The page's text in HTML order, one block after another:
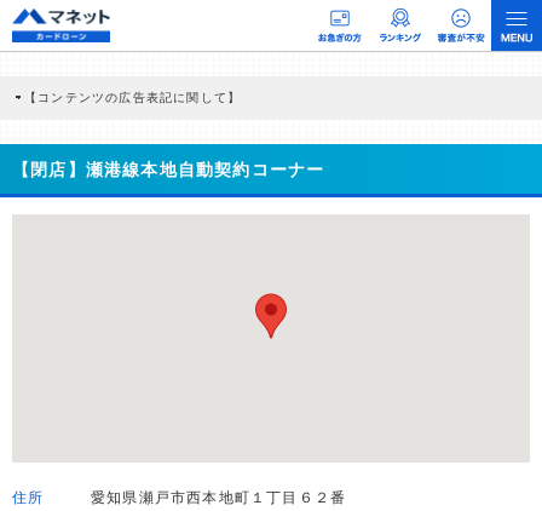
【コンテンツの広告表記に関して】
商品を根拠なくPRするものではなく、当編集部の調査／ユーザーへの口コミ収集な
どに基づき、公平性を担保した情報提供を行っています。
>提携企業一覧
【閉店】瀬港線本地自動契約コーナー
住所
愛知県瀬戸市西本地町１丁目６２番